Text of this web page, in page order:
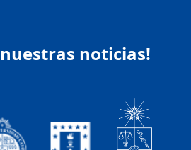
noticias!